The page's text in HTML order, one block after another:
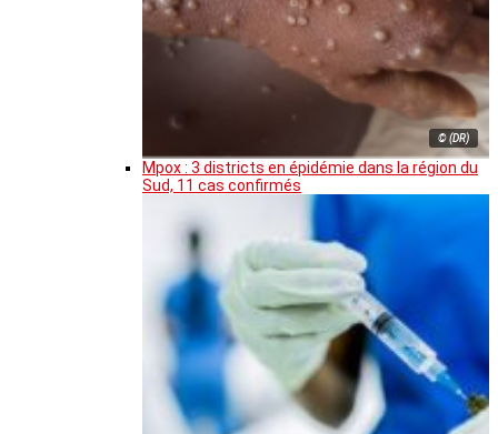
© (DR)
Mpox : 3 districts en épidémie dans la région du
Sud, 11 cas confirmés